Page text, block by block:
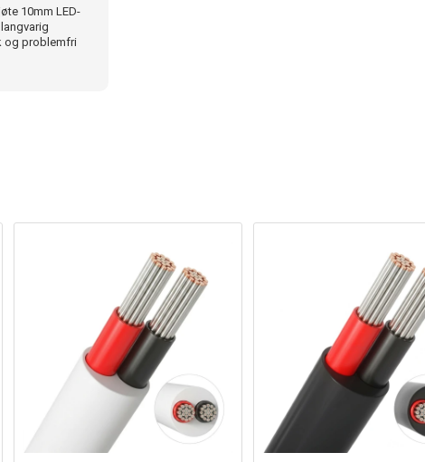
10mm LED-
og problemfri